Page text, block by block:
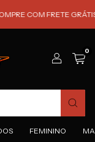
FRETE GRÁTIS PARA
0
FEMININO